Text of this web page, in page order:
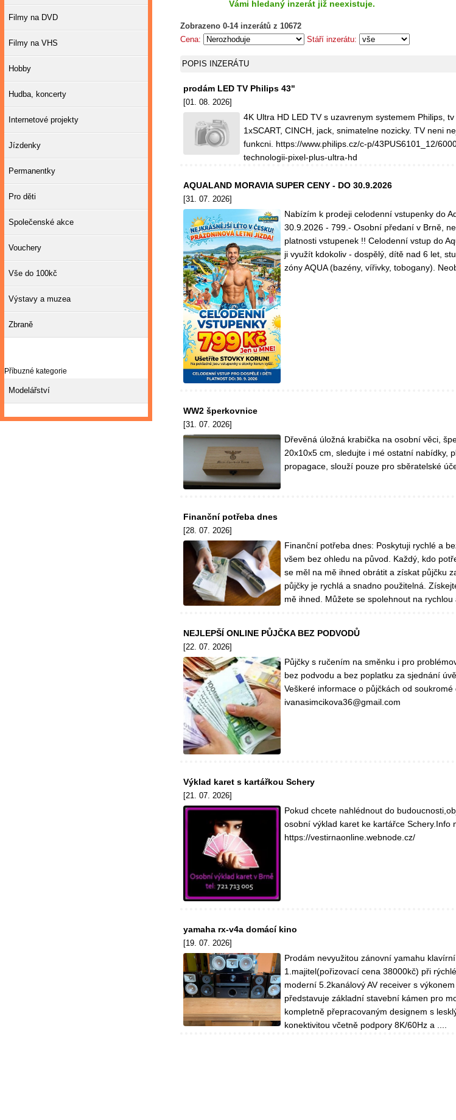
Vámi hledaný inzerát již neexistuje.
Zobrazeno 0-14 inzerátů z 10672
Cena:
Stáří inzerátu:
POPIS INZERÁTU
prodám LED TV Philips 43"
[01. 08. 2026]
4K Ultra HD LED TV s uzavrenym systemem Philips,
1xSCART, CINCH, jack, snimatelne nozicky. TV neni
funkcni. https://www.philips.cz/c-p/43PUS6101_12/
technologii-pixel-plus-ultra-hd
AQUALAND MORAVIA SUPER CENY - DO 30.9.2026
[31. 07. 2026]
Nabízím k prodeji celodenní vstupenky do
30.9.2026 - 799.- Osobní předaní v Brně,
platnosti vstupenek !! Celodenní vstup do
ji využít kdokoliv - dospělý, dítě nad 6 let,
zóny AQUA (bazény, vířivky, tobogany).
WW2 šperkovnice
[31. 07. 2026]
Dřevěná úložná krabička na osobní věci,
20x10x5 cm, sledujte i mé ostatní nabídky,
propagace, slouží pouze pro sběratelské
Finanční potřeba dnes
[28. 07. 2026]
Finanční potřeba dnes: Poskytuji rychlé a
všem bez ohledu na původ. Každý, kdo
se měl na mě ihned obrátit a získat půjčku
půjčky je rychlá a snadno použitelná.
mě ihned. Můžete se spolehnout na rychlou
NEJLEPŠÍ ONLINE PŮJČKA BEZ PODVODŮ
[22. 07. 2026]
Půjčky s ručením na směnku i pro
bez podvodu a bez poplatku za sjednání
Veškeré informace o půjčkách od
ivanasimcikova36@gmail.com
Výklad karet s kartářkou Schery
[21. 07. 2026]
Pokud chcete nahlédnout do
osobní výklad karet ke kartářce Schery.Info
https://vestirnaonline.webnode.cz/
yamaha rx-v4a domácí kino
[19. 07. 2026]
Prodám nevyužitou zánovní yamahu
1.majitel(pořizovací cena 38000kč) při
moderní 5.2kanálový AV receiver s
představuje základní stavební kámen pro
kompletně přepracovaným designem s
konektivitou včetně podpory 8K/60Hz a ....
Filmy na DVD
Filmy na VHS
Hobby
Hudba, koncerty
Internetové projekty
Jízdenky
Permanentky
Pro děti
Společenské akce
Vouchery
Vše do 100kč
Výstavy a muzea
Zbraně
Příbuzné kategorie
Modelářství